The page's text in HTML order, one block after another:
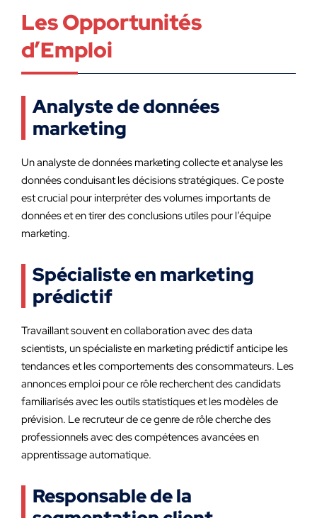
Les Opportunités
d’Emploi
Analyste de données
marketing
Un analyste de données marketing collecte et analyse les
données conduisant les décisions stratégiques. Ce poste
est crucial pour interpréter des volumes importants de
données et en tirer des conclusions utiles pour l’équipe
marketing.
Spécialiste en marketing
prédictif
Travaillant souvent en collaboration avec des data
scientists, un spécialiste en marketing prédictif anticipe les
tendances et les comportements des consommateurs. Les
annonces emploi pour ce rôle recherchent des candidats
familiarisés avec les outils statistiques et les modèles de
prévision. Le recruteur de ce genre de rôle cherche des
professionnels avec des compétences avancées en
apprentissage automatique.
Responsable de la